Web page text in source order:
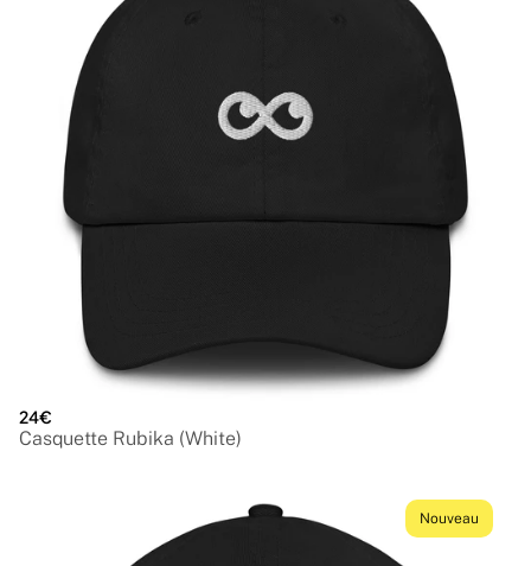
24€
Casquette Rubika (White)
Nouveau